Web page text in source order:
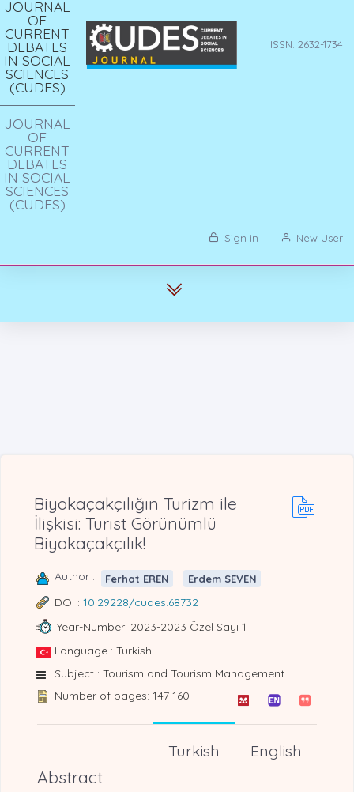
ISSN: 2632-1734
JOURNAL
OF
CURRENT
DEBATES
IN SOCIAL
SCIENCES
(CUDES)
JOURNAL
OF
CURRENT
DEBATES
IN SOCIAL
SCIENCES
(CUDES)
Sign in New User
Biyokaçakçılığın Turizm ile
İlişkisi: Turist Görünümlü
Biyokaçakçılık!
Author : Ferhat EREN - Erdem SEVEN
DOI : 10.29228/cudes.68732
Year-Number: 2023-2023 Özel Sayı 1
Language : Turkish
Subject : Tourism and Tourism Management
Number of pages: 147-160
English
Turkish
Abstract